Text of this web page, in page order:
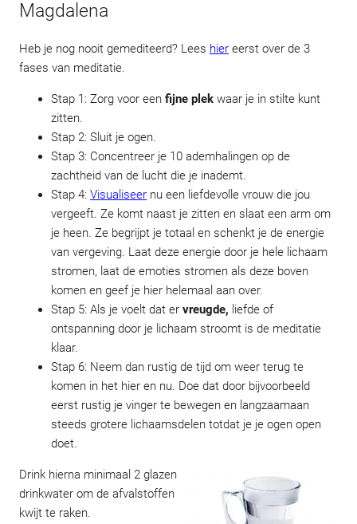
Magdalena
Heb je nog nooit gemediteerd? Lees hier eerst over de 3
fases van meditatie.
Stap 1: Zorg voor een fijne plek waar je in stilte kunt
zitten.
Stap 2: Sluit je ogen.
Stap 3: Concentreer je 10 ademhalingen op de
zachtheid van de lucht die je inademt.
Stap 4: Visualiseer nu een liefdevolle vrouw die jou
vergeeft. Ze komt naast je zitten en slaat een arm om
je heen. Ze begrijpt je totaal en schenkt je de energie
van vergeving. Laat deze energie door je hele lichaam
stromen, laat de emoties stromen als deze boven
komen en geef je hier helemaal aan over.
Stap 5: Als je voelt dat er vreugde, liefde of
ontspanning door je lichaam stroomt is de meditatie
klaar.
Stap 6: Neem dan rustig de tijd om weer terug te
komen in het hier en nu. Doe dat door bijvoorbeeld
eerst rustig je vinger te bewegen en langzaamaan
steeds grotere lichaamsdelen totdat je je ogen open
doet.
Drink hierna minimaal 2 glazen
drinkwater om de afvalstoffen
kwijt te raken.